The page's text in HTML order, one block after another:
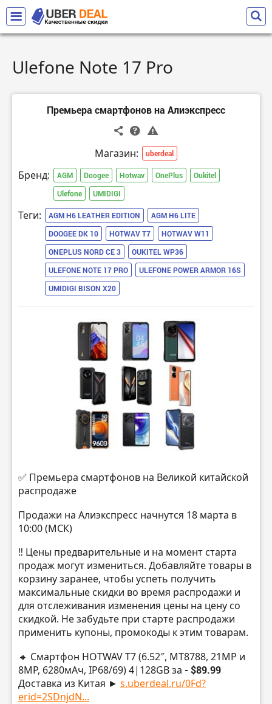
Ulefone Note 17 Pro
Премьера смартфонов на Алиэкспресс
Магазин: uberdeal
Бренд: AGM Doogee Hotwav OnePlus
Oukitel
Ulefone
UMIDIGI
Теги: AGM H6 LEATHER EDITION
AGM H6 LITE
DOOGEE DK 10
HOTWAV T7
HOTWAV W11
ONEPLUS NORD CE 3
OUKITEL WP36
ULEFONE NOTE 17 PRO
ULEFONE POWER ARMOR 16S
UMIDIGI BISON X20
✅ Премьера смартфонов на Великой китайской
распродаже
Продажи на Алиэкспресс начнутся 18 марта в
10:00 (МСК)
‼️ Цены предварительные и на момент старта
продаж могут измениться. Добавляйте товары в
корзину заранее, чтобы успеть получить
максимальные скидки во время распродажи и
для отслеживания изменения цены на цену со
скидкой. Не забудьте при старте распродажи
применить купоны, промокоды к этим товарам.
🔸 Смартфон HOTWAV T7 (6.52″, MT8788, 21МР и
8MP, 6280мАч, IP68/69) 4|128GB за - $89.99
Доставка из Китая ► s.uberdeal.ru/0Fd?
erid=2SDnjdN...